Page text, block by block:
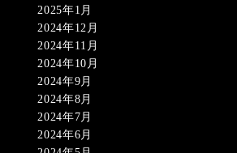
2025年1月
2024年12月
2024年11月
2024年10月
2024年9月
2024年8月
2024年7月
2024年6月